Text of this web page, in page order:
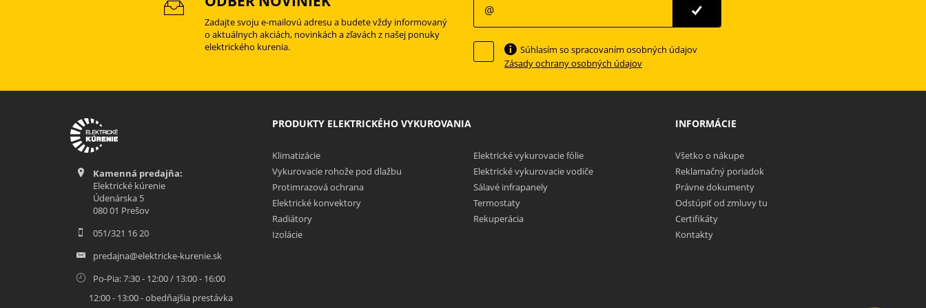
Zadajte svoju e-mailovú adresu a budete vždy informovaný
o aktuálnych akciách, novinkách a zľavách z našej ponuky
elektrického kurenia.
Súhlasím so spracovaním osobných údajov
Zásady ochrany osobných údajov
Kamenná predajňa:
Elektrické kúrenie
Údenárska 5
080 01 Prešov
051/321 16 20
predajna@elektricke-kurenie.sk
Po-Pia: 7:30 - 12:00 / 13:00 - 16:00
12:00 - 13:00 - obedňajšia prestávka
PRODUKTY ELEKTRICKÉHO VYKUROVANIA
Klimatizácie
Elektrické vykurovacie fólie
Vykurovacie rohože pod dlažbu
Elektrické vykurovacie vodiče
Protimrazová ochrana
Sálavé infrapanely
Elektrické konvektory
Termostaty
Radiátory
Rekuperácia
Izolácie
INFORMÁCIE
Všetko o nákupe
Reklamačný poriadok
Právne dokumenty
Odstúpiť od zmluvy tu
Certifikáty
Kontakty